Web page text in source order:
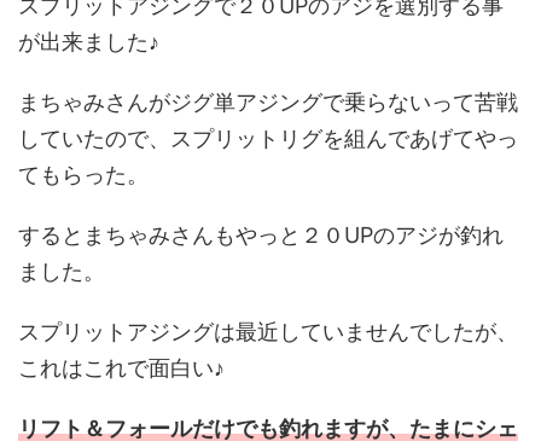
が出来ました♪
まちゃみさんがジグ単アジングで乗らないって苦戦
していたので、スプリットリグを組んであげてやっ
てもらった。
するとまちゃみさんもやっと２０UPのアジが釣れ
ました。
スプリットアジングは最近していませんでしたが、
これはこれで面白い♪
リフト＆フォールだけでも釣れますが、たまにシェ